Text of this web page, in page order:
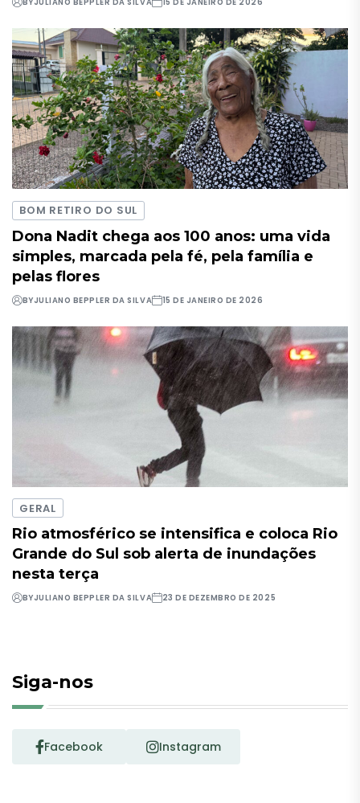
BYJULIANO BEPPLER DA SILVA 15 DE JANEIRO DE 2026
BOM RETIRO DO SUL
Dona Nadit chega aos 100 anos: uma vida
simples, marcada pela fé, pela família e
pelas flores
BYJULIANO BEPPLER DA SILVA 15 DE JANEIRO DE 2026
GERAL
Rio atmosférico se intensifica e coloca Rio
Grande do Sul sob alerta de inundações
nesta terça
BYJULIANO BEPPLER DA SILVA 23 DE DEZEMBRO DE 2025
Siga-nos
Facebook Instagram